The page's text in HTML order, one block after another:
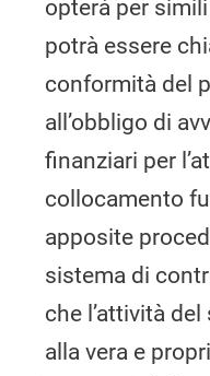
opterà per
potrà essere
conformità del
all’obbligo di
finanziari per
collocamento
apposite
sistema di
che l’attività
alla vera e